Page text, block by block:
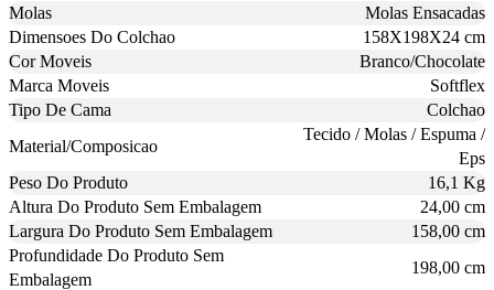
Molas
Molas Ensacadas
Dimensoes Do Colchao
158X198X24 cm
Cor Moveis
Branco/Chocolate
Marca Moveis
Softflex
Tipo De Cama
Colchao
Material/Composicao
Tecido / Molas / Espuma /
Eps
Peso Do Produto
16,1 Kg
Altura Do Produto Sem Embalagem
24,00 cm
Largura Do Produto Sem Embalagem
158,00 cm
Profundidade Do Produto Sem
Embalagem
198,00 cm